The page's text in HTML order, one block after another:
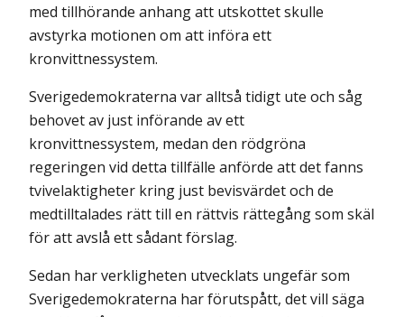
med tillhörande anhang att utskottet skulle
avstyrka motionen om att införa ett
kronvittnessystem.
Sverigedemokraterna var alltså tidigt ute och såg
behovet av just införande av ett
kronvittnessystem, medan den rödgröna
regeringen vid detta tillfälle anförde att det fanns
tvivelaktigheter kring just bevisvärdet och de
medtilltalades rätt till en rättvis rättegång som skäl
för att avslå ett sådant förslag.
Sedan har verkligheten utvecklats ungefär som
Sverigedemokraterna har förutspått, det vill säga